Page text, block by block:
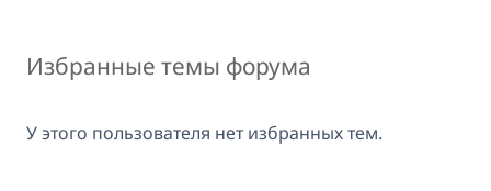
Избранные темы форума
У этого пользователя нет избранных тем.